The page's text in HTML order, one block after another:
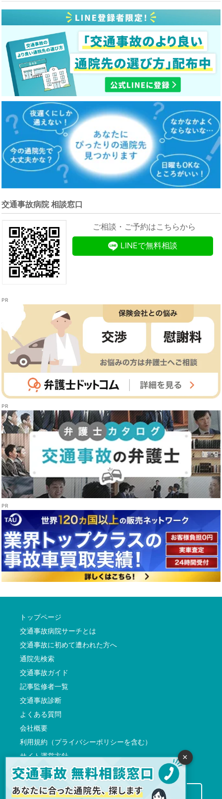
交通事故病院 相談窓口
ご相談・ご予約はこちらから
LINEで無料相談
トップページ
交通事故病院サーチとは
交通事故に初めて遭われた方へ
通院先検索
交通事故ガイド
記事監修者一覧
交通事故診断
よくある質問
会社概要
利用規約（プライバシーポリシーを含む）
サイト運営方針
反社会的勢力に対する基本方針
交通事故病院サーチに掲載希望の先生方へ
×